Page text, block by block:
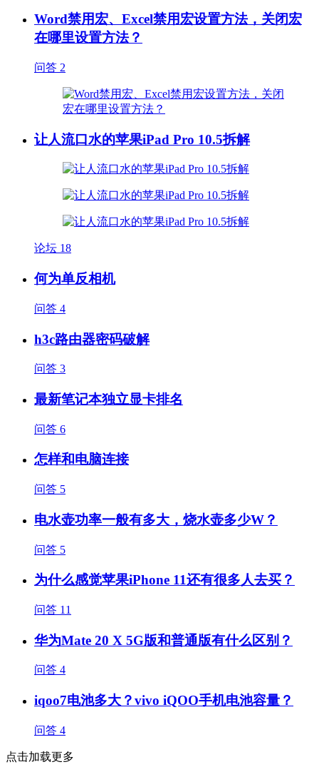
Word禁用宏、Excel禁用宏设置方法，关闭宏
在哪里设置方法？
问答 2
让人流口水的苹果iPad Pro 10.5拆解
论坛 18
何为单反相机
问答 4
h3c路由器密码破解
问答 3
最新笔记本独立显卡排名
问答 6
怎样和电脑连接
问答 5
电水壶功率一般有多大，烧水壶多少W？
问答 5
为什么感觉苹果iPhone 11还有很多人去买？
问答 11
华为Mate 20 X 5G版和普通版有什么区别？
问答 4
iqoo7电池多大？vivo iQOO手机电池容量？
问答 4
点击加载更多